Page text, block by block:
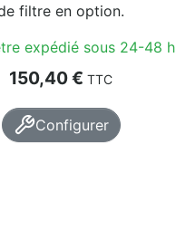
filtre en option.
expédié sous 24-48 h
Prix
150,40 € TTC
Configurer